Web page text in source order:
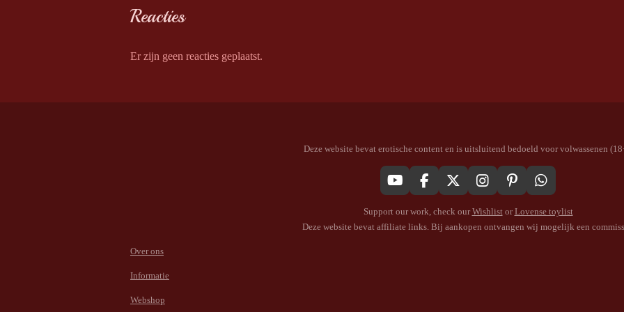
Reacties
Er zijn geen reacties geplaatst.
Deze website bevat erotische content en is uitsluitend bedoeld voor volwassenen
Y
u
T
F
c
e
X
I
s
t
P
n
t
W
a
t
Support our work, check ourWishlistorLovense toylist
Deze website bevat affiliate links. Bij aankopen ontvangen wij mogelijk een
Over ons
Informatie
Webshop